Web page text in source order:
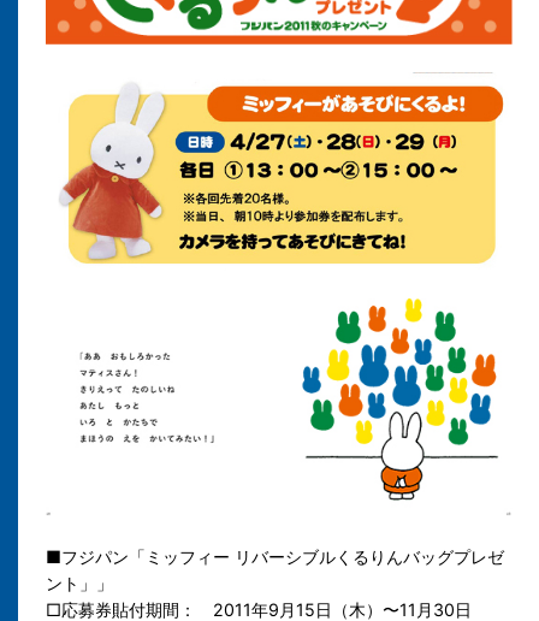
■フジパン「ミッフィー リバーシブルくるりんバッグプレゼ
ント」」
□応募券貼付期間： 2011年9月15日（木）〜11月30日